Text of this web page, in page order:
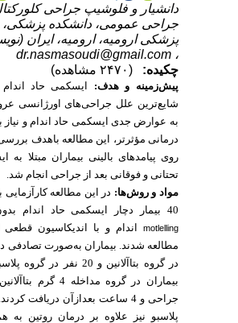
دانشیار و فلوشیپ جراحی
جراحی عمومی، دانشکده پزشکی،
پزشکی ارومیه، ارومیه، ایران
dr.nasmasoudi@gmail.com
چکیده:
پیش‌زمینه و هدف: ایسکمی حاد اندام
شایع‌ترین علل جراحی‌های اورژانسی
به عوارض جدی ایسکمی حاد اندام و نیاز
درمانی مؤثرتر ، این مطالعه باهدف بررسی
روی پیامدهای بالینی بیماران مبتلا به
تحتانی و فوقانی بعد از جراحی انجام شد.
مواد و روش‌ها:در این مطالعه کارآزمایی
40 بیمار دچار ایسکمی حاد اندام بدون گانگرن اندام،
motlellingاندام و با اندیکاسیون قطعی
مطالعه شدند.بیماران به‌صورت تصادفی در
در گروه بتاآلانین و 20 نفر در گروه پلاسبو) تقسیم شدند.
بیماران در گروه مداخله 4
جراحی و 4 ساعت بعدازآن دریافت
پلاسبو نیز علاوه بر درمان روتین به